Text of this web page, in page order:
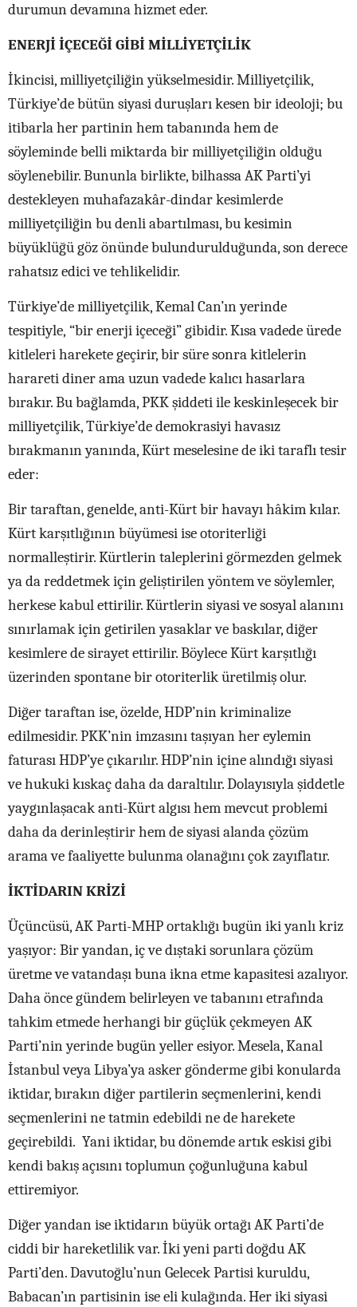
durumun devamına hizmet eder.
ENERJİ İÇECEĞİ GİBİ MİLLİYETÇİLİK
İkincisi, milliyetçiliğin yükselmesidir. Milliyetçilik,
Türkiye’de bütün siyasi duruşları kesen bir ideoloji; bu
itibarla her partinin hem tabanında hem de
söyleminde belli miktarda bir milliyetçiliğin olduğu
söylenebilir. Bununla birlikte, bilhassa AK Parti’yi
destekleyen muhafazakâr-dindar kesimlerde
milliyetçiliğin bu denli abartılması, bu kesimin
büyüklüğü göz önünde bulundurulduğunda, son derece
rahatsız edici ve tehlikelidir.
Türkiye’de milliyetçilik, Kemal Can’ın yerinde
tespitiyle, “bir enerji içeceği” gibidir. Kısa vadede ürede
kitleleri harekete geçirir, bir süre sonra kitlelerin
harareti diner ama uzun vadede kalıcı hasarlara
bırakır. Bu bağlamda, PKK şiddeti ile keskinleşecek bir
milliyetçilik, Türkiye’de demokrasiyi havasız
bırakmanın yanında, Kürt meselesine de iki taraflı tesir
eder:
Bir taraftan, genelde, anti-Kürt bir havayı hâkim kılar.
Kürt karşıtlığının büyümesi ise otoriterliği
normalleştirir. Kürtlerin taleplerini görmezden gelmek
ya da reddetmek için geliştirilen yöntem ve söylemler,
herkese kabul ettirilir. Kürtlerin siyasi ve sosyal alanını
sınırlamak için getirilen yasaklar ve baskılar, diğer
kesimlere de sirayet ettirilir. Böylece Kürt karşıtlığı
üzerinden spontane bir otoriterlik üretilmiş olur.
Diğer taraftan ise, özelde, HDP’nin kriminalize
edilmesidir. PKK’nin imzasını taşıyan her eylemin
faturası HDP’ye çıkarılır. HDP’nin içine alındığı siyasi
ve hukuki kıskaç daha da daraltılır. Dolayısıyla şiddetle
yaygınlaşacak anti-Kürt algısı hem mevcut problemi
daha da derinleştirir hem de siyasi alanda çözüm
arama ve faaliyette bulunma olanağını çok zayıflatır.
İKTİDARIN KRİZİ
Üçüncüsü, AK Parti-MHP ortaklığı bugün iki yanlı kriz
yaşıyor: Bir yandan, iç ve dıştaki sorunlara çözüm
üretme ve vatandaşı buna ikna etme kapasitesi azalıyor.
Daha önce gündem belirleyen ve tabanını etrafında
tahkim etmede herhangi bir güçlük çekmeyen AK
Parti’nin yerinde bugün yeller esiyor. Mesela, Kanal
İstanbul veya Libya’ya asker gönderme gibi konularda
iktidar, bırakın diğer partilerin seçmenlerini, kendi
seçmenlerini ne tatmin edebildi ne de harekete
geçirebildi. Yani iktidar, bu dönemde artık eskisi gibi
kendi bakış açısını toplumun çoğunluğuna kabul
ettiremiyor.
Diğer yandan ise iktidarın büyük ortağı AK Parti’de
ciddi bir hareketlilik var. İki yeni parti doğdu AK
Parti’den. Davutoğlu’nun Gelecek Partisi kuruldu,
Babacan’ın partisinin ise eli kulağında. Her iki siyasi